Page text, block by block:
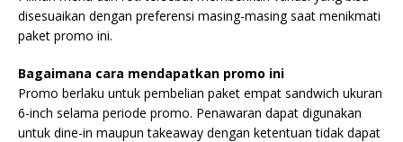
disesuaikan dengan preferensi masing-masing saat menikmati
paket promo ini.
Bagaimana cara mendapatkan promo ini
Promo berlaku untuk pembelian paket empat sandwich ukuran
6-inch selama periode promo. Penawaran dapat digunakan
untuk dine-in maupun takeaway dengan ketentuan tidak dapat